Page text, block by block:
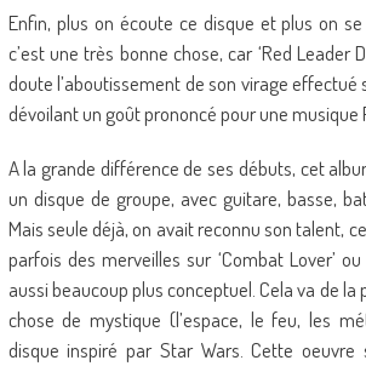
Enfin, plus on écoute ce disque et plus on
c’est une très bonne chose, car ‘Red Leader
doute l’aboutissement de son virage effectué
dévoilant un goût prononcé pour une musique
A la grande différence de ses débuts, cet
un disque de groupe, avec guitare, basse,
Mais seule déjà, on avait reconnu son talent,
parfois des merveilles sur ‘Combat Lover’ ou
aussi beaucoup plus conceptuel. Cela va de
chose de mystique (l’espace, le feu, les
disque inspiré par Star Wars. Cette oeuvre